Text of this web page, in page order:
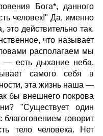
Бога*, данного
человек!" Да, именно
это действительно так.
что называет
располагаем мы
— есть дыхание неба.
самого себя в
эта жизнь наша —
бы внешнего покрова
"Существует один
говорит
тело человека. Нет